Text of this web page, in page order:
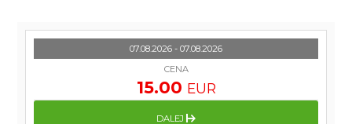
07.08.2026 - 07.08.2026
CENA
15.00 EUR
DALEJ